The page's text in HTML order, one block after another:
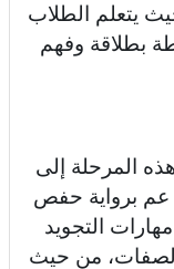
يتعلم الطلاب
بطلاقة وفهم
المرحلة إلى
عم برواية حفص
التجويد
من حيث